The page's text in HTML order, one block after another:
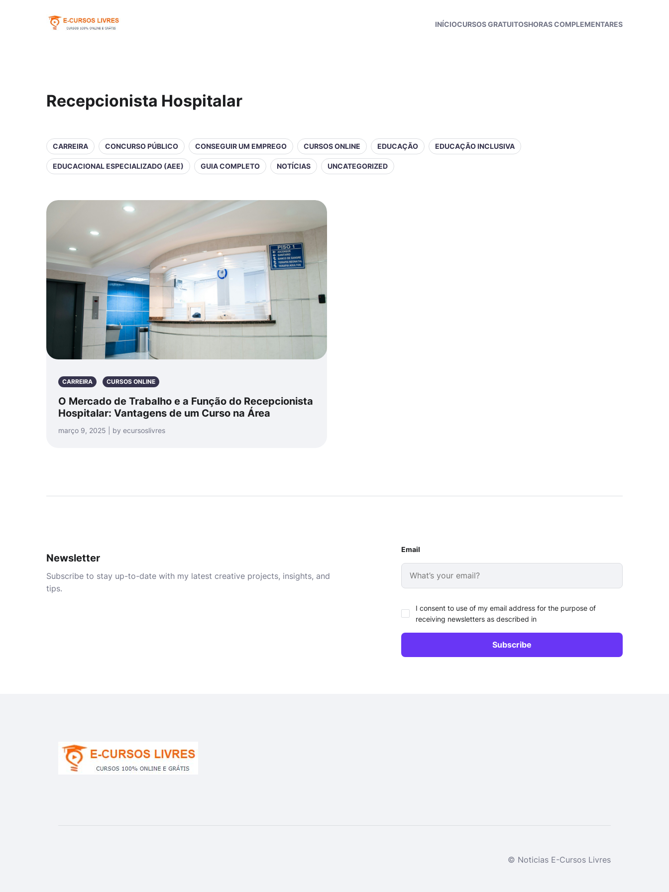
INÍCIOCURSOS GRATUITOSHORAS COMPLEMENTARES
Recepcionista Hospitalar
CARREIRA CONCURSO PÚBLICO CONSEGUIR UM EMPREGO CURSOS ONLINE EDUCAÇÃO EDUCAÇÃO INCLUSIVA
EDUCACIONAL ESPECIALIZADO (AEE) GUIA COMPLETO NOTÍCIAS UNCATEGORIZED
CARREIRA CURSOS ONLINE
O Mercado de Trabalho e a Função do Recepcionista
Hospitalar: Vantagens de um Curso na Área
março 9, 2025 | by ecursoslivres
Newsletter
Subscribe to stay up-to-date with my latest creative projects, insights, and
tips.
Email
I consent to use of my email address for the purpose of
receiving newsletters as described in
© Noticias E-Cursos Livres